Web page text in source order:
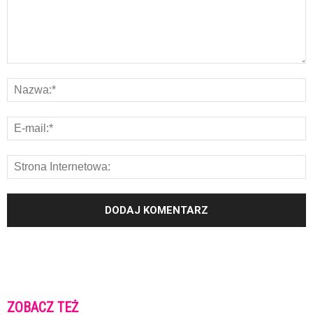
ZOBACZ TEŻ